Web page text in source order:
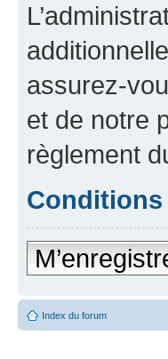
assurez-
et de notre
règlement
Conditions
Index du forum